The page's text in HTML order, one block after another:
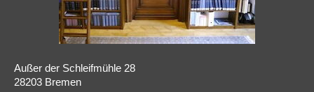
Außer der Schleifmühle 28
28203 Bremen